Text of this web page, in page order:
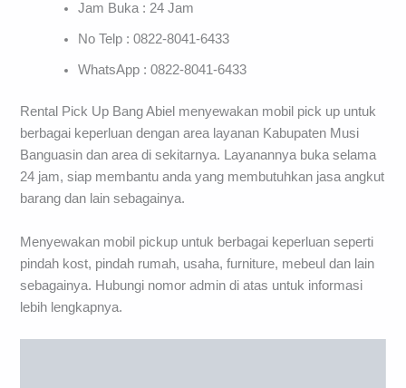
Jam Buka : 24 Jam
No Telp : 0822-8041-6433
WhatsApp : 0822-8041-6433
Rental Pick Up Bang Abiel menyewakan mobil pick up untuk
berbagai keperluan dengan area layanan Kabupaten Musi
Banguasin dan area di sekitarnya. Layanannya buka selama
24 jam, siap membantu anda yang membutuhkan jasa angkut
barang dan lain sebagainya.
Menyewakan mobil pickup untuk berbagai keperluan seperti
pindah kost, pindah rumah, usaha, furniture, mebeul dan lain
sebagainya. Hubungi nomor admin di atas untuk informasi
lebih lengkapnya.